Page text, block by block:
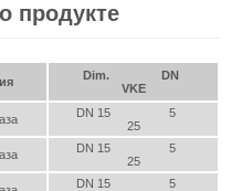
продукте
Dim.
DN
VKE
DN 15
5
25
DN 15
5
25
DN 15
5